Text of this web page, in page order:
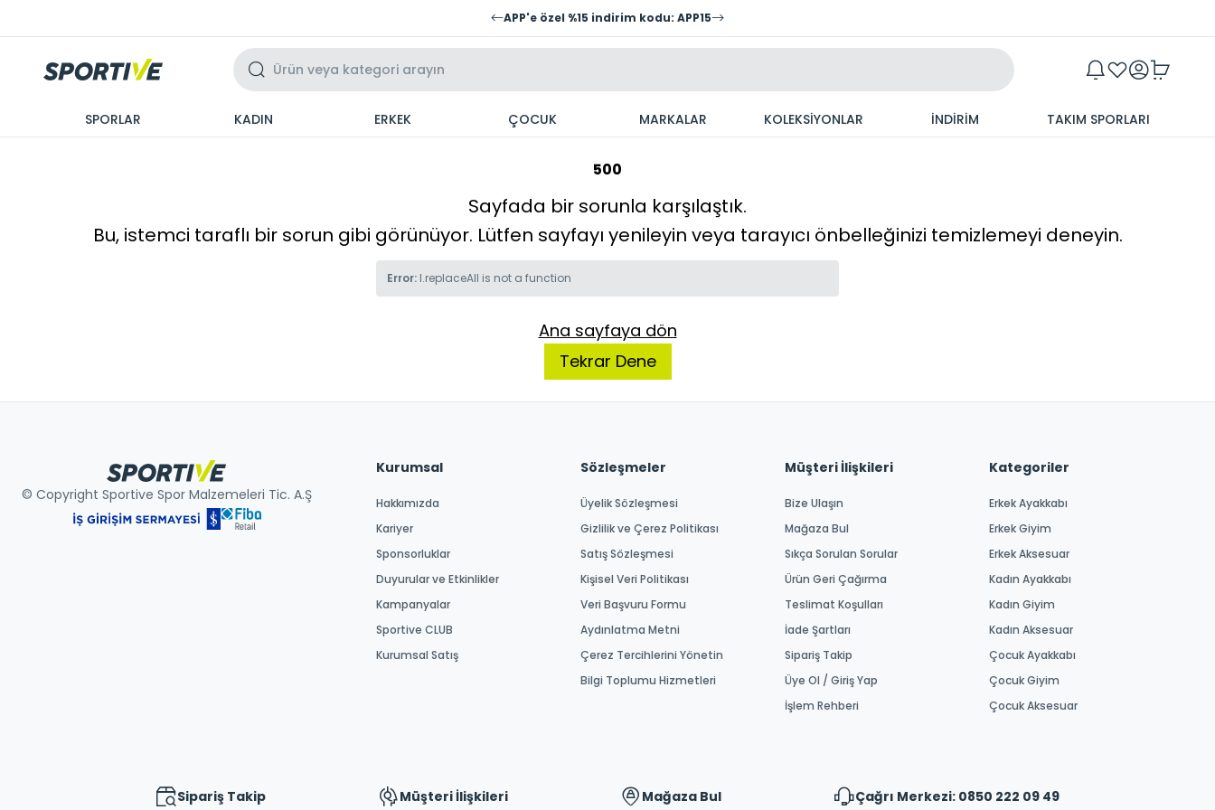
APP'e özel %15 indirim kodu: APP15
SPORLAR KADIN ERKEK ÇOCUK MARKALAR KOLEKSİYONLAR İNDİRİM TAKIM SPORLARI
500
Sayfada bir sorunla karşılaştık.
Bu, istemci taraflı bir sorun gibi görünüyor. Lütfen sayfayı yenileyin veya tarayıcı önbelleğinizi temizlemeyi deneyin.
Error: l.replaceAll is not a function
Ana sayfaya dön
Tekrar Dene
© Copyright Sportive Spor Malzemeleri Tic. A.Ş
Kurumsal
Hakkımızda
Kariyer
Sponsorluklar
Duyurular ve Etkinlikler
Kampanyalar
Sportive CLUB
Kurumsal Satış
Sözleşmeler
Üyelik Sözleşmesi
Gizlilik ve Çerez Politikası
Satış Sözleşmesi
Kişisel Veri Politikası
Veri Başvuru Formu
Aydınlatma Metni
Çerez Tercihlerini Yönetin
Bilgi Toplumu Hizmetleri
Müşteri İlişkileri
Bize Ulaşın
Mağaza Bul
Sıkça Sorulan Sorular
Ürün Geri Çağırma
Teslimat Koşulları
İade Şartları
Sipariş Takip
Üye Ol / Giriş Yap
İşlem Rehberi
Kategoriler
Erkek Ayakkabı
Erkek Giyim
Erkek Aksesuar
Kadın Ayakkabı
Kadın Giyim
Kadın Aksesuar
Çocuk Ayakkabı
Çocuk Giyim
Çocuk Aksesuar
Sipariş Takip Müşteri İlişkileri Mağaza Bul Çağrı Merkezi: 0850 222 09 49